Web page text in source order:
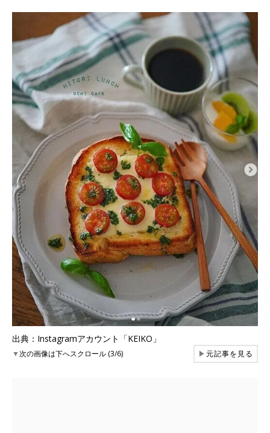
出典：Instagramアカウント「KEIKO」
▼次の画像は下へスクロール (3/6) ▶元記事を見る